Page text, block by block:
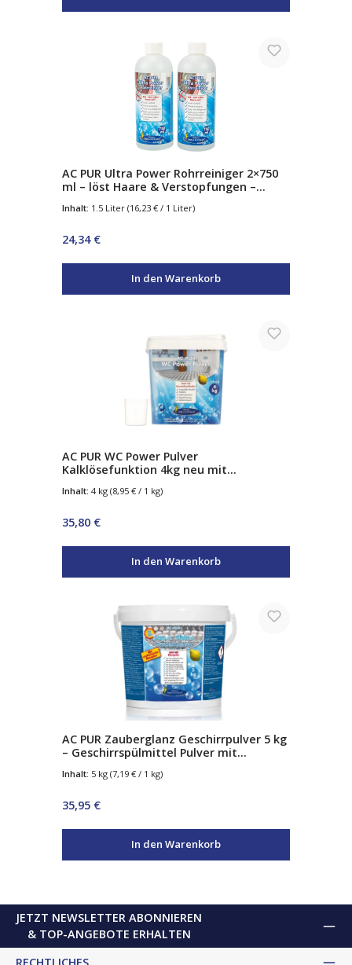
AC PUR Ultra Power Rohrreiniger 2×750
ml – löst Haare & Verstopfungen –
kraftvoller Abflussreiniger für Küche &
Inhalt: 1.5 Liter (16,23 € / 1 Liter)
Regulärer Preis:
24,34 €
In den Warenkorb
AC PUR WC Power Pulver
Kalklösefunktion 4kg neu mit
Inhalt: 4 kg (8,95 € / 1 kg)
Regulärer Preis:
35,80 €
In den Warenkorb
AC PUR Zauberglanz Geschirrpulver 5 kg
– Geschirrspülmittel Pulver mit
Inhalt: 5 kg (7,19 € / 1 kg)
Regulärer Preis:
35,95 €
In den Warenkorb
JETZT NEWSLETTER ABONNIEREN
& TOP-ANGEBOTE ERHALTEN
RECHTLICHES